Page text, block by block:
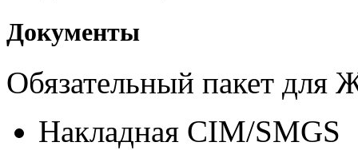
Документы
Обязательный пакет для
Накладная CIM/SMGS